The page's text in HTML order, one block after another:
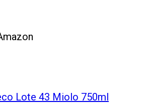
Lote 43 Miolo 750ml